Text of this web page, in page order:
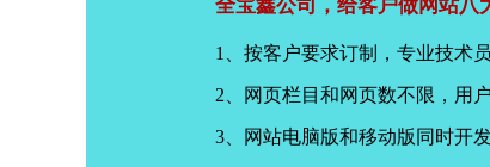
全宝鑫公司，给客户做网站八
1、按客户要求订制，专业技术
2、网页栏目和网页数不限，用
3、网站电脑版和移动版同时开